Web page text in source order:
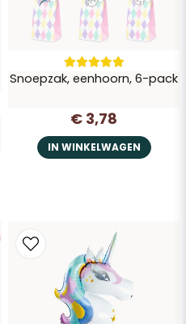
Snoepzak, eenhoorn, 6-pack
€ 3,78
IN WINKELWAGEN